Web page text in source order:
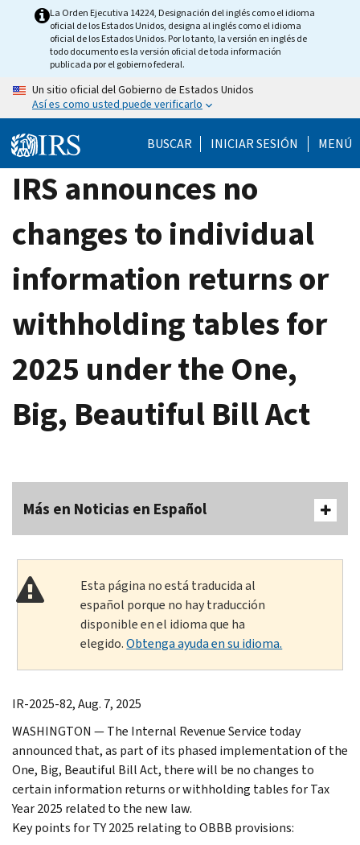
La Orden Ejecutiva 14224, Designación del inglés como el idioma
oficial de los Estados Unidos, designa al inglés como el idioma
oficial de los Estados Unidos. Por lo tanto, la versión en inglés de
todo documento es la versión oficial de toda información
publicada por el gobierno federal.
Un sitio oficial del Gobierno de Estados Unidos
Así es como usted puede verificarlo
BUSCAR INICIAR SESIÓN MENÚ
IRS announces no
changes to individual
information returns or
withholding tables for
2025 under the One,
Big, Beautiful Bill Act
Más en Noticias en Español
Esta página no está traducida al
español porque no hay traducción
disponible en el idioma que ha
elegido.Obtenga ayuda en su idioma.
IR-2025-82, Aug. 7, 2025
WASHINGTON — The Internal Revenue Service today
announced that, as part of its phased implementation of the
One, Big, Beautiful Bill Act, there will be no changes to
certain information returns or withholding tables for Tax
Year 2025 related to the new law.
Key points for TY 2025 relating to OBBB provisions: